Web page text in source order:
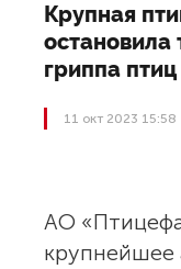
Крупная
остановила
гриппа птиц
11 окт 2023 15:58
АО